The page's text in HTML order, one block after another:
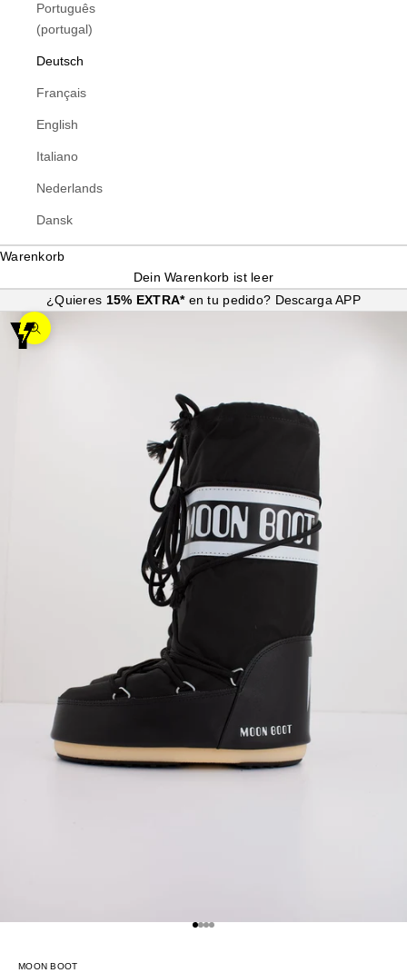
Português
(portugal)
Deutsch
Français
English
Italiano
Nederlands
Dansk
Warenkorb
Dein Warenkorb ist leer
¿Quieres 15% EXTRA* en tu pedido? Descarga APP
Bild vergrößern
Gehe zu Element 1
Gehe zu Element 2
Gehe zu Element 3
Gehe zu Element 4
MOON BOOT